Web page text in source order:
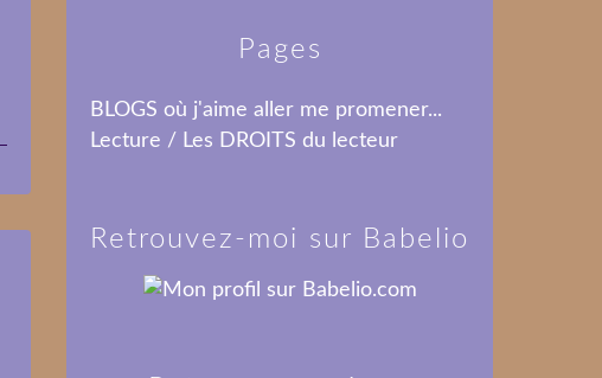
Pages
BLOGS où j'aime aller me promener...
Lecture / Les DROITS du lecteur
Retrouvez-moi sur Babelio